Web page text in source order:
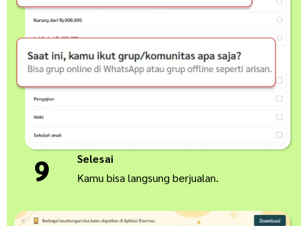
9
Selesai
Kamu bisa langsung berjualan.